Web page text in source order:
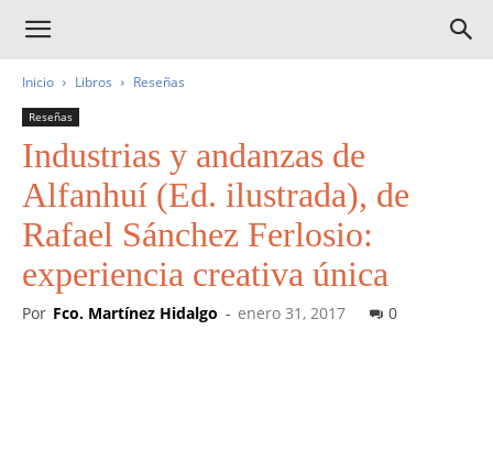
Inicio Libros Reseñas
Reseñas
Industrias y andanzas de
Alfanhuí (Ed. ilustrada), de
Rafael Sánchez Ferlosio:
experiencia creativa única
Por Fco. Martínez Hidalgo - enero 31, 2017 0